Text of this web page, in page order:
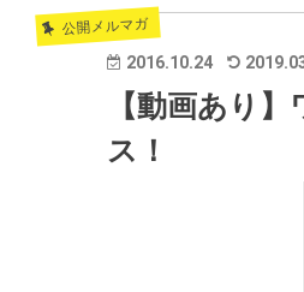
公開メルマガ
2016.10.24
【動画あり
ス！